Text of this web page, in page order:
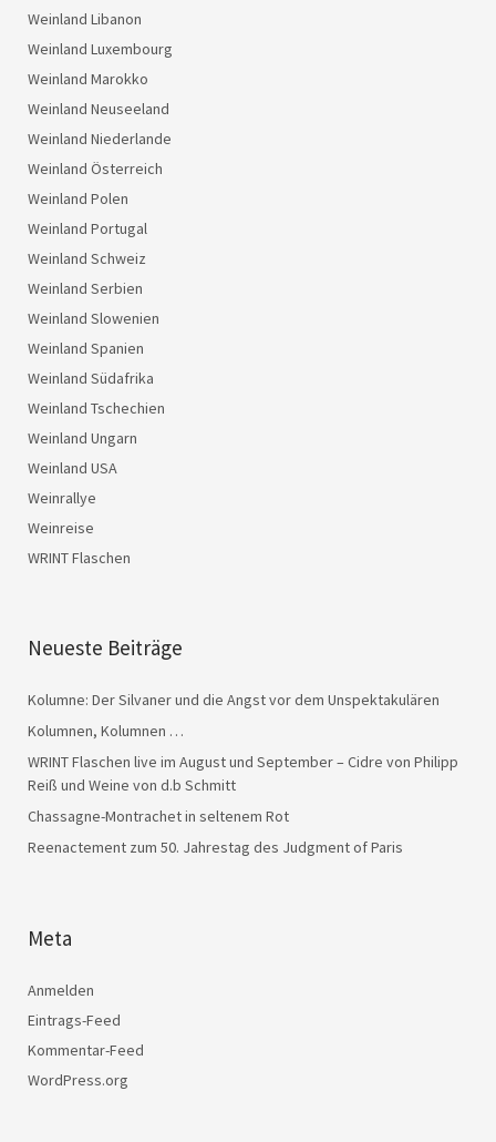
Weinland Libanon
Weinland Luxembourg
Weinland Marokko
Weinland Neuseeland
Weinland Niederlande
Weinland Österreich
Weinland Polen
Weinland Portugal
Weinland Schweiz
Weinland Serbien
Weinland Slowenien
Weinland Spanien
Weinland Südafrika
Weinland Tschechien
Weinland Ungarn
Weinland USA
Weinrallye
Weinreise
WRINT Flaschen
Neueste Beiträge
Kolumne: Der Silvaner und die Angst vor dem Unspektakulären
Kolumnen, Kolumnen …
WRINT Flaschen live im August und September – Cidre von Philipp
Reiß und Weine von d.b Schmitt
Chassagne-Montrachet in seltenem Rot
Reenactement zum 50. Jahrestag des Judgment of Paris
Meta
Anmelden
Eintrags-Feed
Kommentar-Feed
WordPress.org